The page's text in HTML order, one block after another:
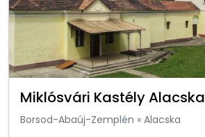
Miklósvári Kastély Alacska
Borsod-Abaúj-Zemplén » Alacska